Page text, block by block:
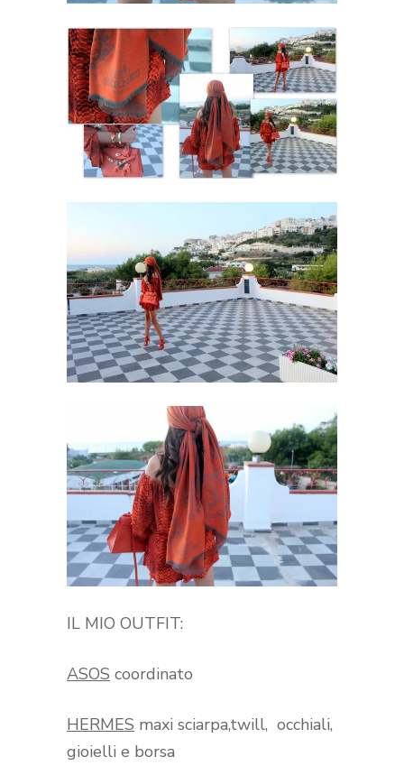
IL MIO OUTFIT:
ASOS coordinato
HERMES maxi sciarpa,twill, occhiali,
gioielli e borsa